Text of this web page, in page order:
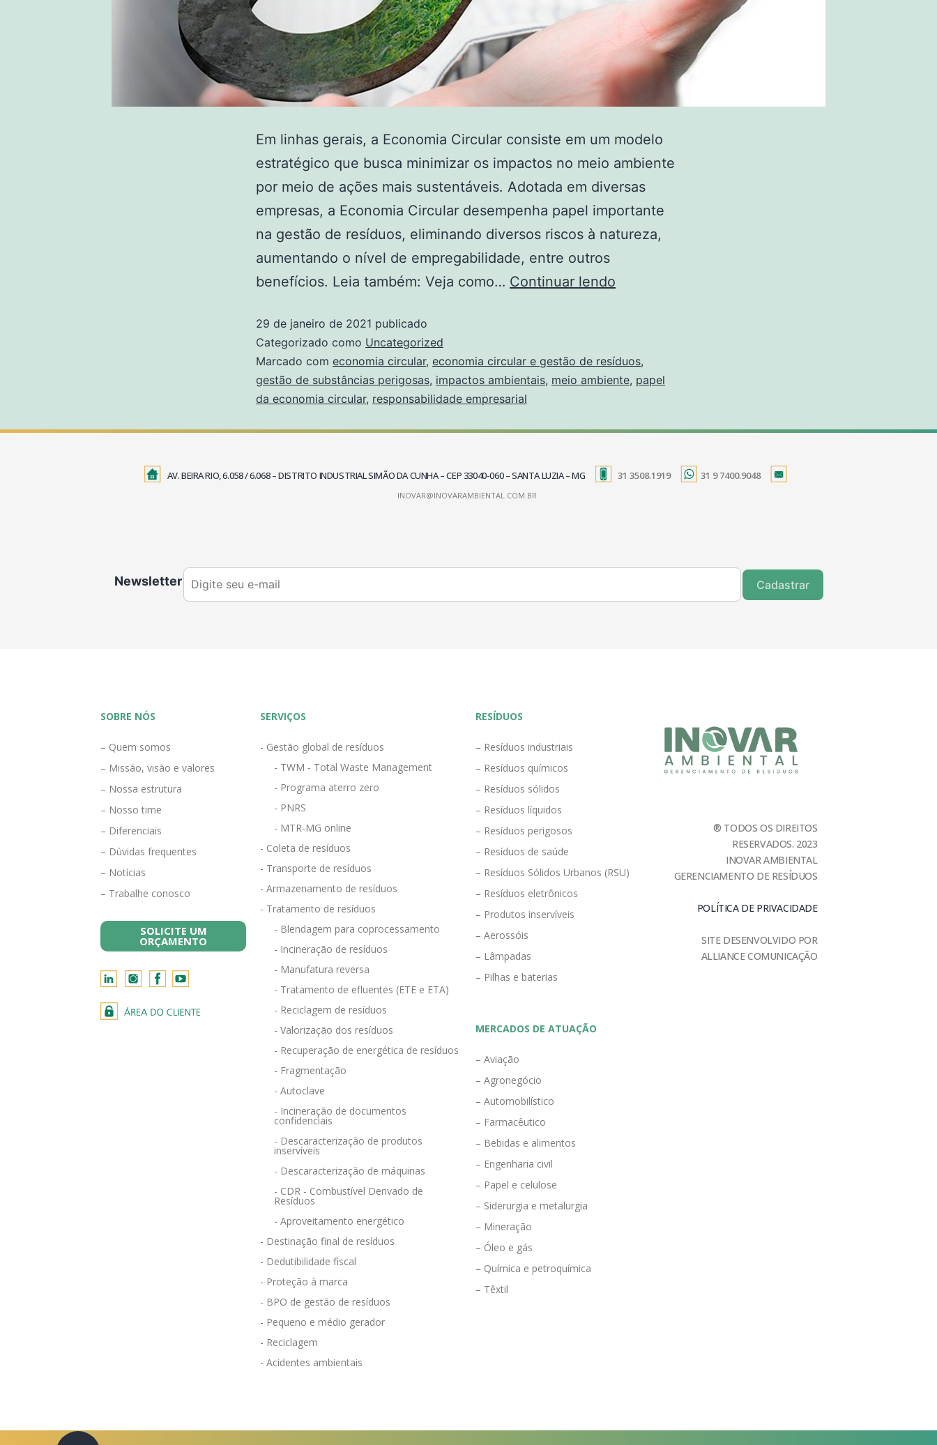
Em linhas gerais, a Economia Circular consiste em um modelo
estratégico que busca minimizar os impactos no meio ambiente
por meio de ações mais sustentáveis. Adotada em diversas
empresas, a Economia Circular desempenha papel importante
na gestão de resíduos, eliminando diversos riscos à natureza,
aumentando o nível de empregabilidade, entre outros
benefícios. Leia também: Veja como… Continuar lendo
29 de janeiro de 2021 publicado
Categorizado como Uncategorized
Marcado com economia circular, economia circular e gestão de resíduos,
gestão de substâncias perigosas, impactos ambientais, meio ambiente, papel
da economia circular, responsabilidade empresarial
AV. BEIRA RIO, 6.058 / 6.068 – DISTRITO INDUSTRIAL SIMÃO DA CUNHA – CEP 33040-060 – SANTA LUZIA – MG 31 3508.1919 31 9 7400.9048
INOVAR@INOVARAMBIENTAL.COM.BR
Newsletter Cadastrar
SOBRE NÓS
– Quem somos
– Missão, visão e valores
– Nossa estrutura
– Nosso time
– Diferenciais
– Dúvidas frequentes
– Notícias
– Trabalhe conosco
SOLICITE UM
ORÇAMENTO
SERVIÇOS
- Gestão global de resíduos
- TWM - Total Waste Management
- Programa aterro zero
- PNRS
- MTR-MG online
- Coleta de resíduos
- Transporte de resíduos
- Armazenamento de resíduos
- Tratamento de resíduos
- Blendagem para coprocessamento
- Incineração de resíduos
- Manufatura reversa
- Tratamento de efluentes (ETE e ETA)
- Reciclagem de resíduos
- Valorização dos resíduos
- Recuperação de energética de resíduos
- Fragmentação
- Autoclave
- Incineração de documentos
confidenciais
- Descaracterização de produtos
inservíveis
- Descaracterização de máquinas
- CDR - Combustível Derivado de
Resíduos
- Aproveitamento energético
- Destinação final de resíduos
- Dedutibilidade fiscal
- Proteção à marca
- BPO de gestão de resíduos
- Pequeno e médio gerador
- Reciclagem
- Acidentes ambientais
RESÍDUOS
– Resíduos industriais
– Resíduos químicos
– Resíduos sólidos
– Resíduos líquidos
– Resíduos perigosos
– Resíduos de saúde
– Resíduos Sólidos Urbanos (RSU)
– Resíduos eletrônicos
– Produtos inservíveis
– Aerossóis
– Lâmpadas
– Pilhas e baterias
MERCADOS DE ATUAÇÃO
– Aviação
– Agronegócio
– Automobilístico
– Farmacêutico
– Bebidas e alimentos
– Engenharia civil
– Papel e celulose
– Siderurgia e metalurgia
– Mineração
– Óleo e gás
– Química e petroquímica
– Têxtil
® TODOS OS DIREITOS
RESERVADOS. 2023
INOVAR AMBIENTAL
GERENCIAMENTO DE RESÍDUOS
POLÍTICA DE PRIVACIDADE
SITE DESENVOLVIDO POR
ALLIANCE COMUNICAÇÃO